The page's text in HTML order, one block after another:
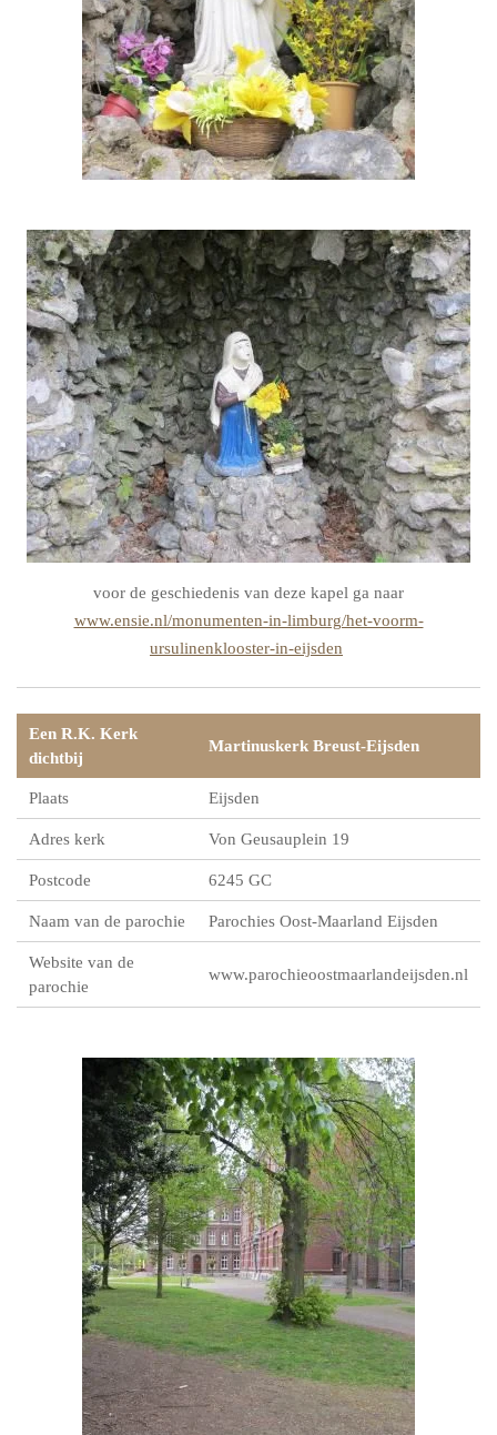
voor de geschiedenis van deze kapel ga naar
www.ensie.nl/monumenten-in-limburg/het-voorm-
ursulinenklooster-in-eijsden
Een R.K. Kerk
dichtbij
Martinuskerk Breust-Eijsden
Plaats Eijsden
Adres kerk Von Geusauplein 19
Postcode 6245 GC
Naam van de parochie Parochies Oost-Maarland Eijsden
Website van de
parochie
www.parochieoostmaarlandeijsden.nl